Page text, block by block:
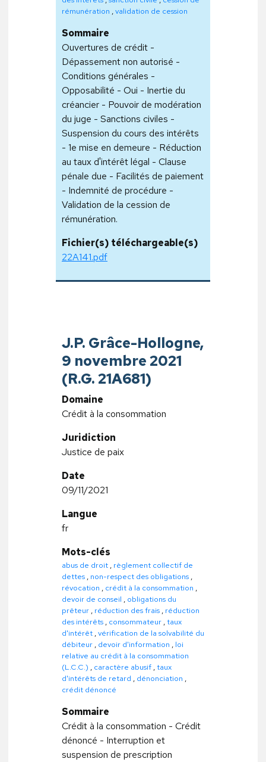
rémunération ,validation de cession
Sommaire
Ouvertures de crédit -
Dépassement non autorisé -
Conditions générales -
Opposabilité - Oui - Inertie du
créancier - Pouvoir de modération
du juge - Sanctions civiles -
Suspension du cours des intérêts
- 1e mise en demeure - Réduction
au taux d'intérêt légal - Clause
pénale due - Facilités de paiement
- Indemnité de procédure -
Validation de la cession de
rémunération.
Fichier(s) téléchargeable(s)
22A141.pdf
J.P. Grâce-Hollogne,
9 novembre 2021
(R.G. 21A681)
Domaine
Crédit à la consommation
Juridiction
Justice de paix
Date
09/11/2021
Langue
fr
Mots-clés
abus de droit , règlement collectif de
dettes , non-respect des obligations ,
révocation , crédit à la consommation ,
devoir de conseil , obligations du
prêteur , réduction des frais , réduction
des intérêts , consommateur ,taux
d'intérêt ,vérification de la solvabilité du
débiteur , devoir d'information , loi
relative au crédit à la consommation
(L.C.C.) , caractère abusif ,taux
d'intérêts de retard , dénonciation ,
crédit dénoncé
Sommaire
Crédit à la consommation - Crédit
dénoncé - Interruption et
suspension de prescription